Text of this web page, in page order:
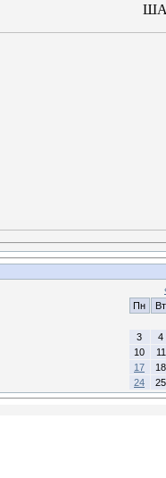
Пн
Вт
3
4
10
11
17
18
24
25